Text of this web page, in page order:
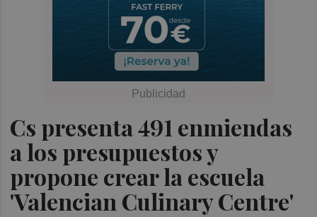
Cs presenta 491 enmiendas
a los presupuestos y
propone crear la escuela
'Valencian Culinary Centre'